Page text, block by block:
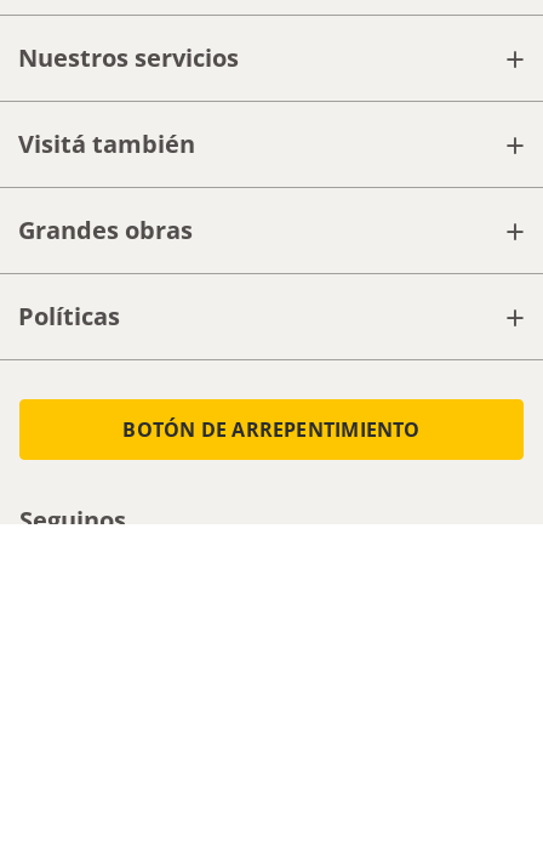
Nuestros servicios +
Visitá también +
Grandes obras +
Políticas +
BOTÓN DE ARREPENTIMIENTO
Seguinos